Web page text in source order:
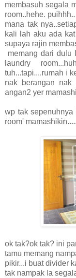
membasuh segala
room..hehe. puihhh..
mana tak
kali lah aku ada
supaya rajin
memang dari dulu
laundry
tuh...tapi....rumah i
nak berangan nak
angan2 yer
wp tak
room'
ok tak?ok tak? ini
tamu memang
pikir...i buat divider
tak nampak la